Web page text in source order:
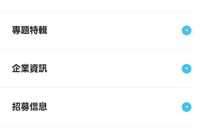
專題特輯
企業資訊
招募信息